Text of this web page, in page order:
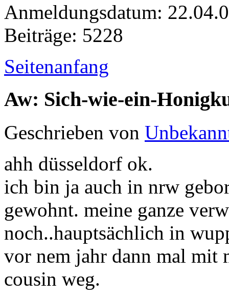
Anmeldungsdatum:
Beiträge: 5228
Seitenanfang
Aw: Sich-wie-ein-
Geschrieben von
ahh düsseldorf ok.
ich bin ja auch in nrw
gewohnt. meine ganze
noch..hauptsächlich in
vor nem jahr dann mal mit
cousin weg.